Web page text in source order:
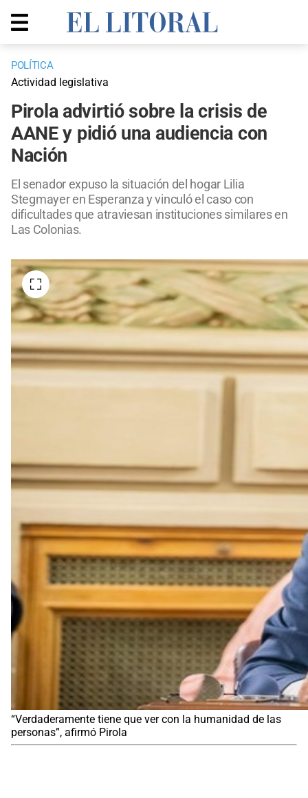
POLÍTICA
Actividad legislativa
Pirola advirtió sobre la crisis de
AANE y pidió una audiencia con
Nación
El senador expuso la situación del hogar Lilia
Stegmayer en Esperanza y vinculó el caso con
dificultades que atraviesan instituciones similares en
Las Colonias.
“Verdaderamente tiene que ver con la humanidad de las
personas”, afirmó Pirola